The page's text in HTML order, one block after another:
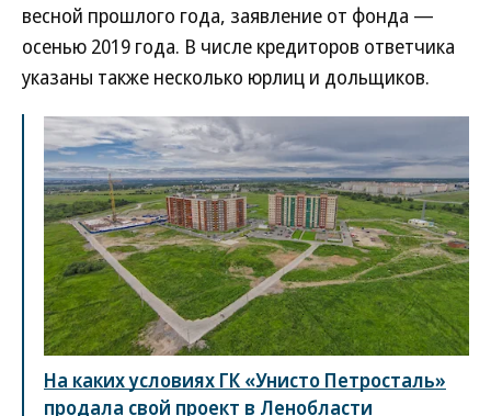
весной прошлого года, заявление от фонда —
осенью 2019 года. В числе кредиторов ответчика
указаны также несколько юрлиц и дольщиков.
На каких условиях ГК «Унисто Петросталь»
продала свой проект в Ленобласти